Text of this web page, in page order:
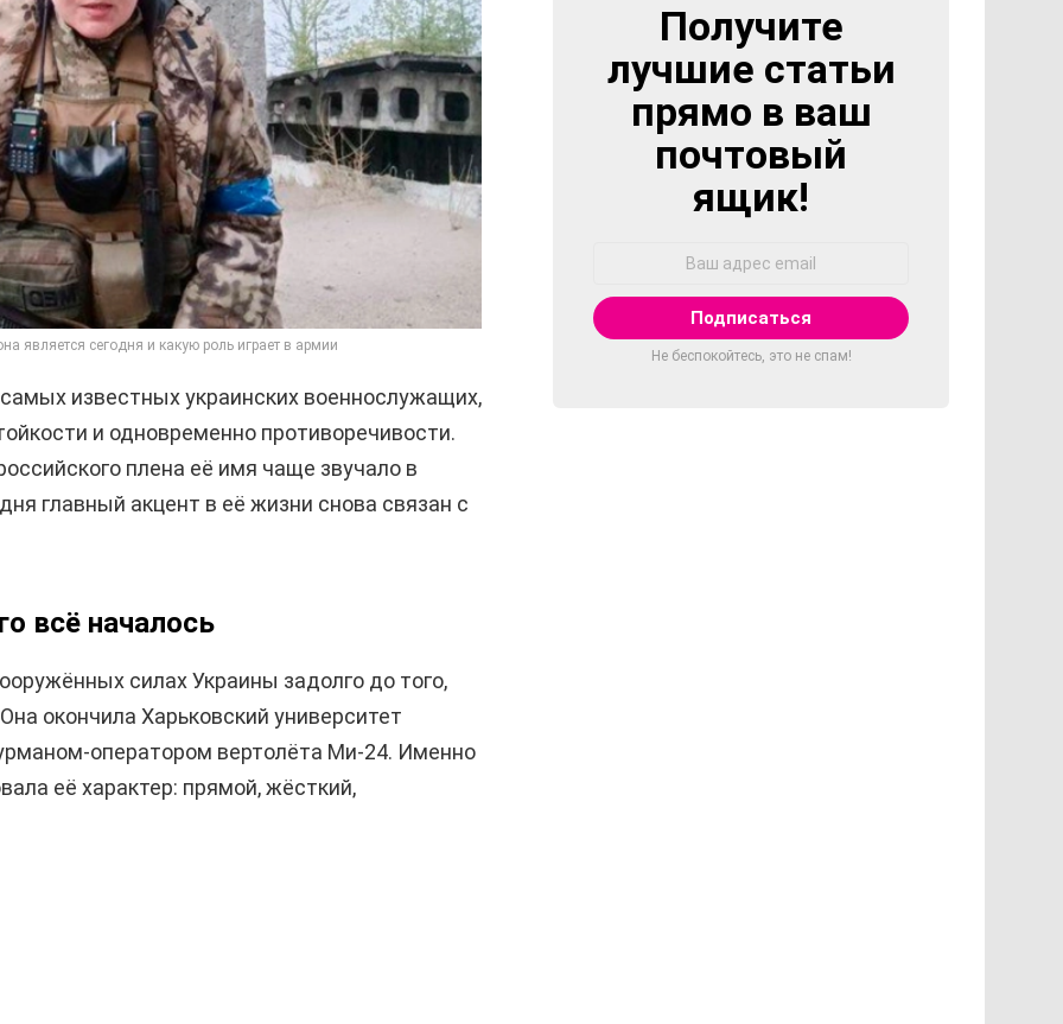
является сегодня и какую роль играет в армии
известных украинских военнослужащих,
и одновременно противоречивости.
плена её имя чаще звучало в
главный акцент в её жизни снова связан с
всё началось
силах Украины задолго до того,
окончила Харьковский университет
оператором вертолёта Ми-24. Именно
её характер: прямой, жёсткий,
NEWSLETTER
Получите
лучшие статьи
прямо в ваш
почтовый
ящик!
Не беспокойтесь, это не спам!